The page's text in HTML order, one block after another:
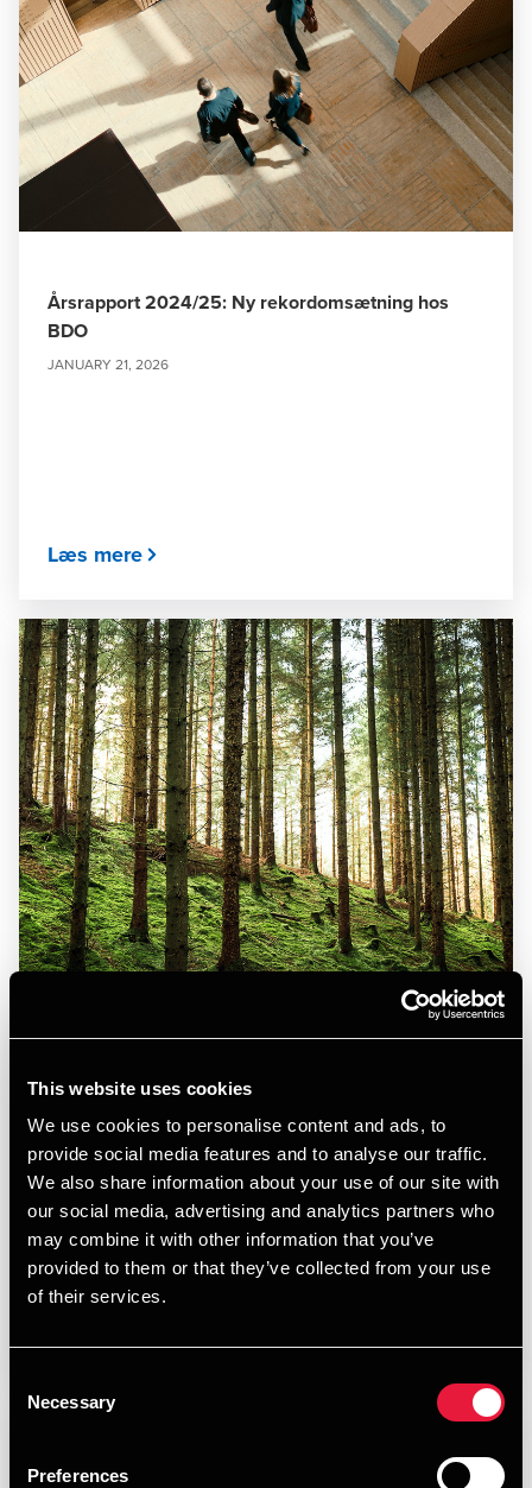
This website uses cookies
We use cookies to personalise content and ads, to
provide social media features and to analyse our traffic.
We also share information about your use of our site with
our social media, advertising and analytics partners who
may combine it with other information that you’ve
provided to them or that they’ve collected from your use
of their services.
Selection
Necessary
Preferences
Årsrapport 2024/25: Ny rekordomsætning hos
BDO
JANUARY 21, 2026
Læs mere
BDO når klimamål og styrker ESG-indsatsen
JANUARY 21, 2026